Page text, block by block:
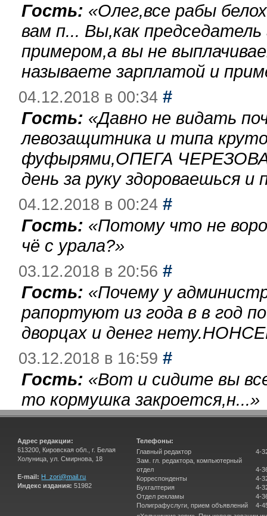
Гость: «Олег,все рабы
вам п... Вы,как
примером,а вы не
называете зарплатой и
04.12.2018 в 00:34 #
Гость: «Давно не видать
левозащитника и типа
фуфырями,ОПЕГА
день за руку здороваешься
04.12.2018 в 00:24 #
Гость: «Потому что не
чё с урала?»
03.12.2018 в 20:56 #
Гость: «Почему у
рапортуют из года в в год
дворцах и денег
03.12.2018 в 16:59 #
Гость: «Вот и сидите вы
то кормушка закроется,н...»
Адрес редакции:
613200, Кировская обл., г. Белая
Холуница, ул. Смирнова, 18
E-mail: H_zori@mail.ru
Индекс издания: 51982
Телефоны:
Главный редактор
Зам. гл. редактора, компьютерный
отдел
Корреспонденты
Бухгалтерия
Отдел рекламы
Полиграфуслуги, прием объявлений
4-
4-
4-
4-
4-
4-